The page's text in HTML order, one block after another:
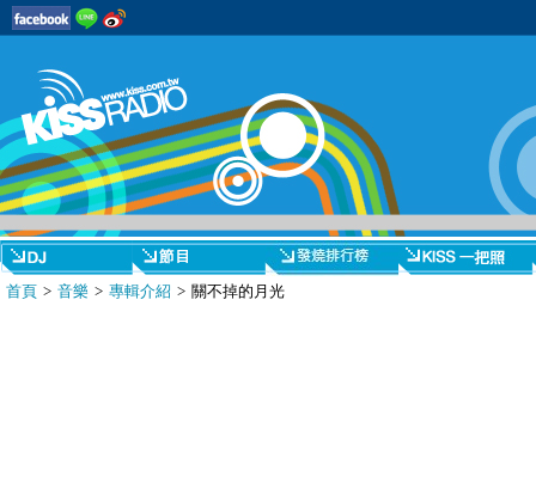
首頁 > 音樂 > 專輯介紹 > 關不掉的月光